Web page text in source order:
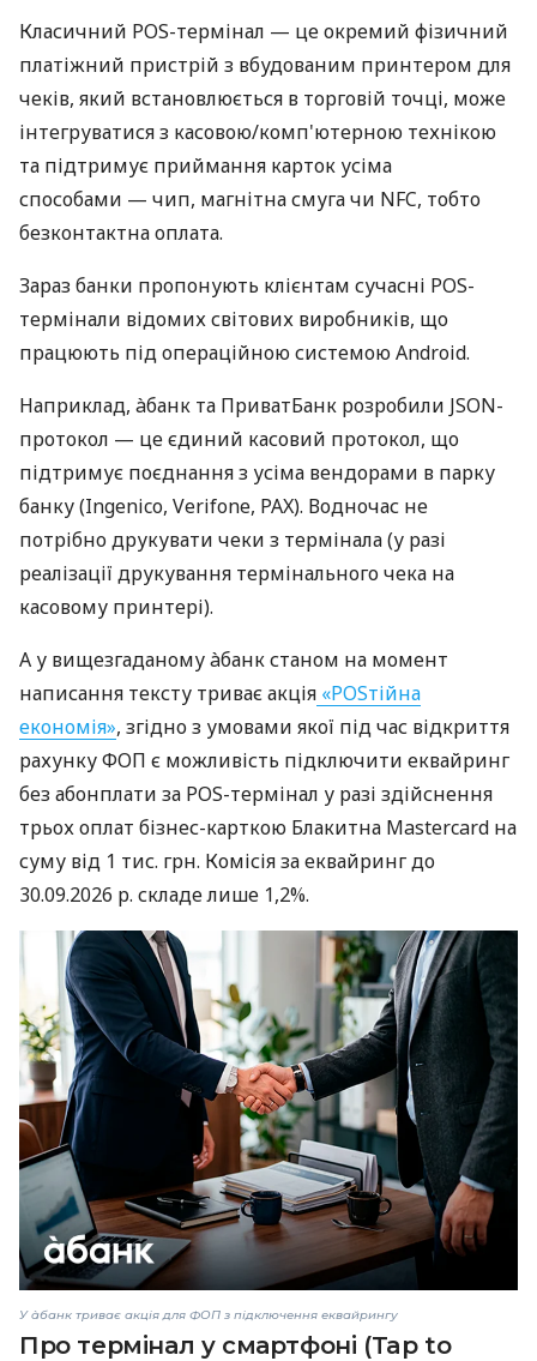
Класичний POS-термінал — це окремий фізичний
платіжний пристрій з вбудованим принтером для
чеків, який встановлюється в торговій точці, може
інтегруватися з касовою/комп'ютерною технікою
та підтримує приймання карток усіма
способами — чип, магнітна смуга чи NFC, тобто
безконтактна оплата.
Зараз банки пропонують клієнтам сучасні POS-
термінали відомих світових виробників, що
працюють під операційною системою Android.
Наприклад, àбанк та ПриватБанк розробили JSON-
протокол — це єдиний касовий протокол, що
підтримує поєднання з усіма вендорами в парку
банку (Ingenico, Verifone, PAX). Водночас не
потрібно друкувати чеки з термінала (у разі
реалізації друкування термінального чека на
касовому принтері).
А у вищезгаданому àбанк станом на момент
написання тексту триває акція «POSтійна
економія», згідно з умовами якої під час відкриття
рахунку ФОП є можливість підключити еквайринг
без абонплати за POS-термінал у разі здійснення
трьох оплат бізнес-карткою Блакитна Mastercard на
суму від 1 тис. грн. Комісія за еквайринг до
30.09.2026 р. складе лише 1,2%.
У àбанк триває акція для ФОП з підключення еквайрингу
Про термінал у смартфоні (Tap to